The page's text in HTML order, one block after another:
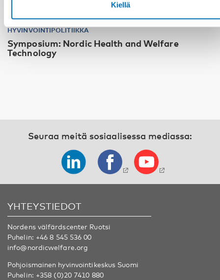
Kiellä
HYVINVOINTIPOLITIIKKA
Symposium: Nordic Health and Welfare
Technology
Seuraa meitä sosiaalisessa mediassa:
YHTEYSTIEDOT
Nordens välfärdscenter Ruotsi
Puhelin: +46 8 545 536 00
info@nordicwelfare.org
Pohjoismainen hyvinvointikeskus Suomi
Puhelin: +358 (0)20 7410 880